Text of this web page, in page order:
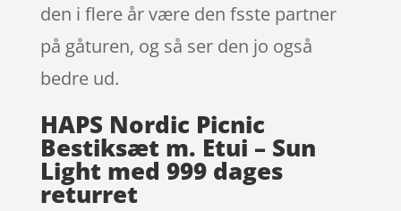
den i flere år være den fsste partner
på gåturen, og så ser den jo også
bedre ud.
HAPS Nordic Picnic
Bestiksæt m. Etui – Sun
Light med 999 dages
returret